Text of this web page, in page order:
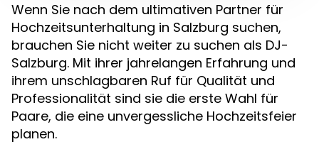
Wenn Sie nach dem ultimativen Partner für
Hochzeitsunterhaltung in Salzburg suchen,
brauchen Sie nicht weiter zu suchen als DJ-
Salzburg. Mit ihrer jahrelangen Erfahrung und
ihrem unschlagbaren Ruf für Qualität und
Professionalität sind sie die erste Wahl für
Paare, die eine unvergessliche Hochzeitsfeier
planen.